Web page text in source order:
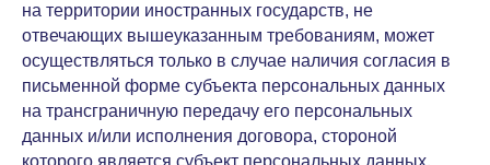
на территории иностранных государств, не
отвечающих вышеуказанным требованиям, может
осуществляться только в случае наличия согласия в
письменной форме субъекта персональных данных
на трансграничную передачу его персональных
данных и/или исполнения договора, стороной
которого является субъект персональных данных.